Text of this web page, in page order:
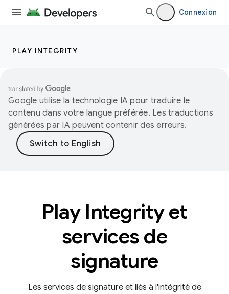
Connexion
PLAY INTEGRITY
Google utilise la technologie IA pour traduire le
contenu dans votre langue préférée. Les traductions
générées par IA peuvent contenir des erreurs.
Play Integrity et
services de
signature
Les services de signature et liés à l'intégrité de